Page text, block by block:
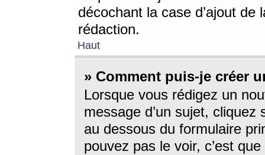
décochant la case d’ajout
rédaction.
Haut
» Comment puis-je créer
Lorsque vous rédigez un
message d’un sujet, cliquez
au dessous du formulaire
pouvez pas le voir, c’est